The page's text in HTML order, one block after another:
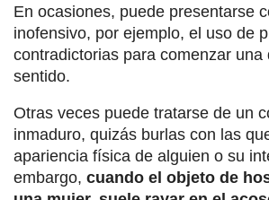
En ocasiones, puede presentarse
inofensivo, por ejemplo, el uso de
contradictorias para comenzar una
sentido.
Otras veces puede tratarse de un
inmaduro, quizás burlas con las
apariencia física de alguien o su
embargo, cuando el objeto de